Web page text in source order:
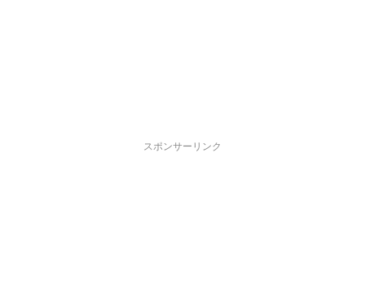
スポンサーリンク